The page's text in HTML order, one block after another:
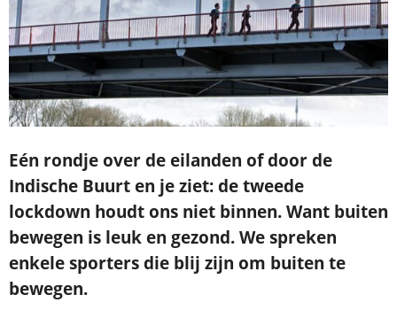
Eén rondje over de eilanden of door de
Indische Buurt en jeziet: de tweede
lockdown houdt ons niet binnen. Want buiten
bewegen is leuk en gezond. We spreken
enkele sportersdie blij zijn om buiten te
bewegen.